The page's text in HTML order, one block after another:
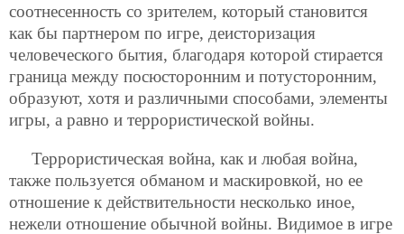
соотнесенность со зрителем, который становится
как бы партнером по игре, деисторизация
человеческого бытия, благодаря которой стирается
граница между посюсторонним и потусторонним,
образуют, хотя и различными способами, элементы
игры, а равно и террористической войны.
Террористическая война, как и любая война,
также пользуется обманом и маскировкой, но ее
отношение к действительности несколько иное,
нежели отношение обычной войны. Видимое в игре